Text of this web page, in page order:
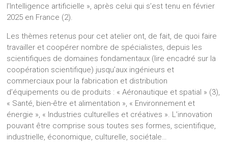
l’Intelligence artificielle », après celui qui s’est tenu en février
2025 en France (2).
Les thèmes retenus pour cet atelier ont, de fait, de quoi faire
travailler et coopérer nombre de spécialistes, depuis les
scientifiques de domaines fondamentaux (lire encadré sur la
coopération scientifique) jusqu’aux ingénieurs et
commerciaux pour la fabrication et distribution
d’équipements ou de produits : « Aéronautique et spatial » (3),
« Santé, bien-être et alimentation », « Environnement et
énergie », « Industries culturelles et créatives ». L’innovation
pouvant être comprise sous toutes ses formes, scientifique,
industrielle, économique, culturelle, sociétale…